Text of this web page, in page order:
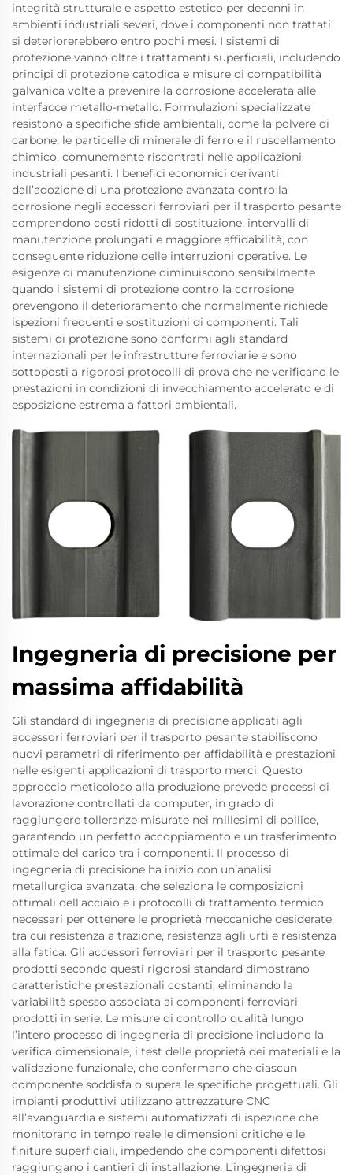
integrità strutturale e aspetto estetico per decenni in
ambienti industriali severi, dove i componenti non trattati
si deteriorerebbero entro pochi mesi. I sistemi di
protezione vanno oltre i trattamenti superficiali, includendo
principi di protezione catodica e misure di compatibilità
galvanica volte a prevenire la corrosione accelerata alle
interfacce metallo-metallo. Formulazioni specializzate
resistono a specifiche sfide ambientali, come la polvere di
carbone, le particelle di minerale di ferro e il ruscellamento
chimico, comunemente riscontrati nelle applicazioni
industriali pesanti. I benefici economici derivanti
dall’adozione di una protezione avanzata contro la
corrosione negli accessori ferroviari per il trasporto pesante
comprendono costi ridotti di sostituzione, intervalli di
manutenzione prolungati e maggiore affidabilità, con
conseguente riduzione delle interruzioni operative. Le
esigenze di manutenzione diminuiscono sensibilmente
quando i sistemi di protezione contro la corrosione
prevengono il deterioramento che normalmente richiede
ispezioni frequenti e sostituzioni di componenti. Tali
sistemi di protezione sono conformi agli standard
internazionali per le infrastrutture ferroviarie e sono
sottoposti a rigorosi protocolli di prova che ne verificano le
prestazioni in condizioni di invecchiamento accelerato e di
esposizione estrema a fattori ambientali.
Ingegneria di precisione per
massima affidabilità
Gli standard di ingegneria di precisione applicati agli
accessori ferroviari per il trasporto pesante stabiliscono
nuovi parametri di riferimento per affidabilità e prestazioni
nelle esigenti applicazioni di trasporto merci. Questo
approccio meticoloso alla produzione prevede processi di
lavorazione controllati da computer, in grado di
raggiungere tolleranze misurate nei millesimi di pollice,
garantendo un perfetto accoppiamento e un trasferimento
ottimale del carico tra i componenti. Il processo di
ingegneria di precisione ha inizio con un’analisi
metallurgica avanzata, che seleziona le composizioni
ottimali dell’acciaio e i protocolli di trattamento termico
necessari per ottenere le proprietà meccaniche desiderate,
tra cui resistenza a trazione, resistenza agli urti e resistenza
alla fatica. Gli accessori ferroviari per il trasporto pesante
prodotti secondo questi rigorosi standard dimostrano
caratteristiche prestazionali costanti, eliminando la
variabilità spesso associata ai componenti ferroviari
prodotti in serie. Le misure di controllo qualità lungo
l’intero processo di ingegneria di precisione includono la
verifica dimensionale, i test delle proprietà dei materiali e la
validazione funzionale, che confermano che ciascun
componente soddisfa o supera le specifiche progettuali. Gli
impianti produttivi utilizzano attrezzature CNC
all’avanguardia e sistemi automatizzati di ispezione che
monitorano in tempo reale le dimensioni critiche e le
finiture superficiali, impedendo che componenti difettosi
raggiungano i cantieri di installazione. L’ingegneria di